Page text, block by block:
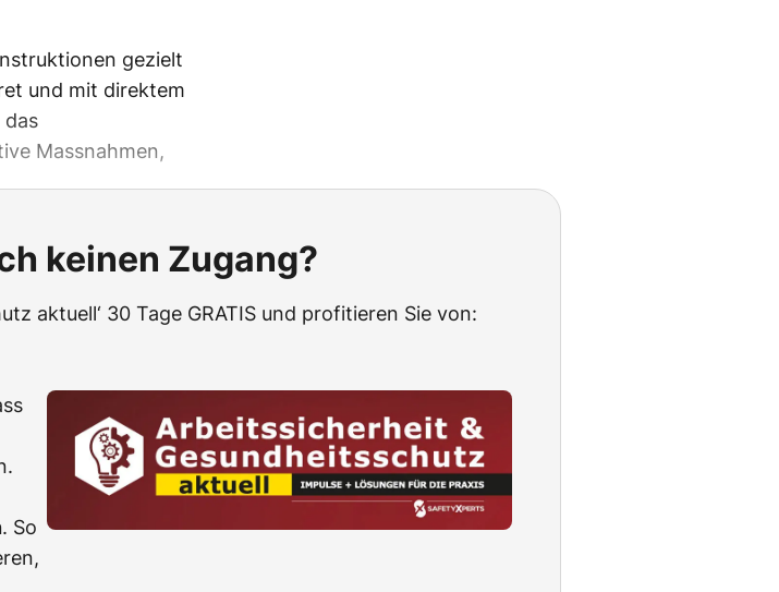
gezielt
und mit direktem
das
Massnahmen,
keinen Zugang?
aktuell‘ 30 Tage GRATIS und profitieren Sie von:
. So